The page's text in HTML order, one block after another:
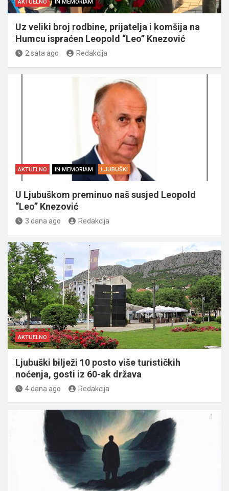
AKTUELNO IN MEMORIAM
Uz veliki broj rodbine, prijatelja i komšija na
Humcu ispraćen Leopold “Leo” Knezović
2 sata ago Redakcija
AKTUELNO IN MEMORIAM LJUBUŠKI
U Ljubuškom preminuo naš susjed Leopold
“Leo” Knezović
3 dana ago Redakcija
AKTUELNO
Ljubuški bilježi 10 posto više turističkih
noćenja, gosti iz 60-ak država
4 dana ago Redakcija